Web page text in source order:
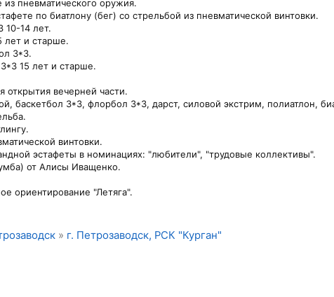
пневматического оружия.
по биатлону (бег) со стрельбой из пневматической винтовки.
14 лет.
лет и старше.
3*3.
15 лет и старше.
открытия вечерней части.
баскетбол 3*3, флорбол 3*3, дарст, силовой экстрим, полиатлон,
винтовки.
эстафеты в номинациях: "любители", "трудовые коллективы".
от Алисы Иващенко.
ориентирование "Летяга".
» г. Петрозаводск, РСК "Курган"